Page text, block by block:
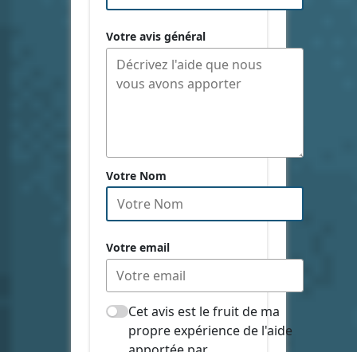
Votre avis général
Votre Nom
Votre email
Cet avis est le fruit de ma
propre expérience de l'aide